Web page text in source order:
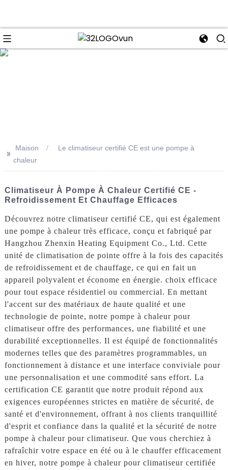
>> Maison
Le climatiseur certifié CE est une pompe à
chaleur
Climatiseur À Pompe À Chaleur Certifié CE -
Refroidissement Et Chauffage Efficaces
Découvrez notre climatiseur certifié CE, qui est également
une pompe à chaleur très efficace, conçu et fabriqué par
Hangzhou Zhenxin Heating Equipment Co., Ltd. Cette
unité de climatisation de pointe offre à la fois des capacités
de refroidissement et de chauffage, ce qui en fait un
appareil polyvalent et économe en énergie. choix efficace
pour tout espace résidentiel ou commercial. En mettant
l'accent sur des matériaux de haute qualité et une
technologie de pointe, notre pompe à chaleur pour
climatiseur offre des performances, une fiabilité et une
durabilité exceptionnelles. Il est équipé de fonctionnalités
modernes telles que des paramètres programmables, un
fonctionnement à distance et une interface conviviale pour
une personnalisation et une commodité sans effort. La
certification CE garantit que notre produit répond aux
exigences européennes strictes en matière de sécurité, de
santé et d'environnement, offrant à nos clients tranquillité
d'esprit et confiance dans la qualité et la sécurité de notre
pompe à chaleur pour climatiseur. Que vous cherchiez à
rafraîchir votre espace en été ou à le chauffer efficacement
en hiver, notre pompe à chaleur pour climatiseur certifiée